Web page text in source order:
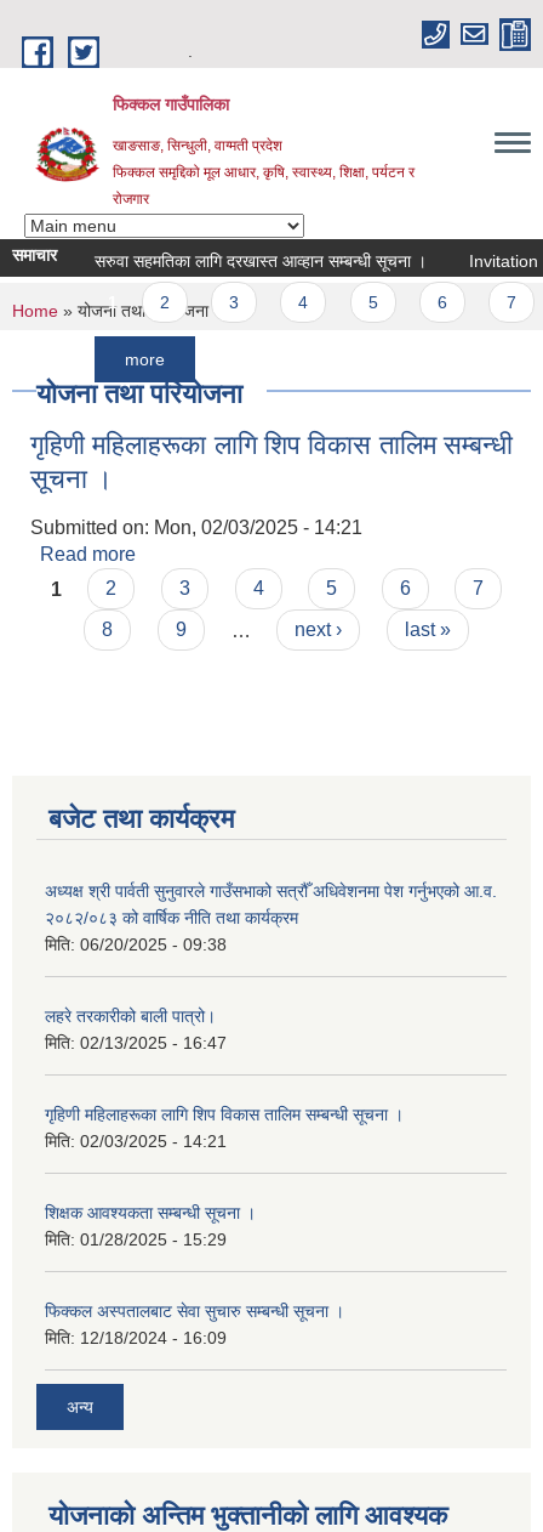
फिक्कल गाउँपालिका
खाङसाङ, सिन्धुली, वाग्मती प्रदेश
फिक्कल समृद्दिको मूल आधार, कृषि, स्वास्थ्य, शिक्षा, पर्यटन र
रोजगार
समाचारसरुवा सहमतिका लागि दरखास्त आव्हान सम्बन्धी सूचना । Invitation For
Pages
2 3
You are here
Home » योजना तथा परियोजना
योजना तथा परियोजना
गृहिणी महिलाहरूका लागि शिप विकास तालिम सम्बन्धी
सूचना ‌।
Submitted on: Mon, 02/03/2025 - 14:21
Read more
सम्बन्धी सूचना ‌।
Pages
1 2 3 4 5 6
7
8
9 next › last »
बजेट तथा कार्यक्रम
अध्यक्ष श्री पार्वती सुनुवारले गाउँसभाको सत्रौँ अधिवेशनमा पेश गर्नुभएको आ.व.
२०८२/०८३ को वार्षिक नीति तथा कार्यक्रम
मिति: 06/20/2025 - 09:38
लहरे तरकारीको बाली पात्रो।
मिति: 02/13/2025 - 16:47
गृहिणी महिलाहरूका लागि शिप विकास तालिम सम्बन्धी सूचना ‌।
मिति: 02/03/2025 - 14:21
शिक्षक आवश्यकता सम्बन्धी सूचना ।
मिति: 01/28/2025 - 15:29
फिक्कल अस्पतालबाट सेवा सुचारु सम्बन्धी सूचना ।
मिति: 12/18/2024 - 16:09
अन्य
योजनाको अन्तिम भुक्तानीको लागि आवश्यक